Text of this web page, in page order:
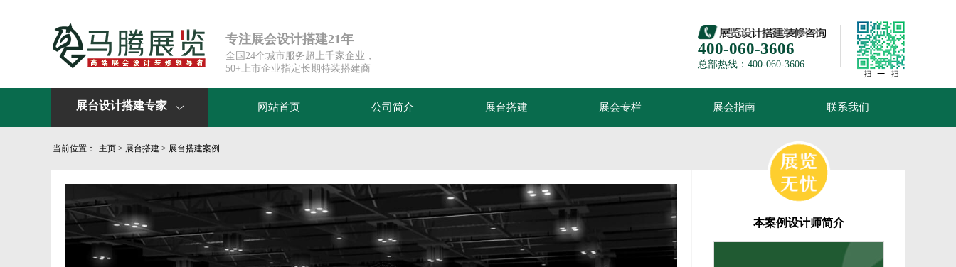
专注展会设计搭建21年
全国24个城市服务超上千家企业，
50+上市企业指定长期特装搭建商
400-060-3606
总部热线：400-060-3606
展台设计搭建专家  网站首页 公司简介 展台搭建 展会专栏 展会指南 联系我们
当前位置： 主页 > 展台搭建 > 展台搭建案例
本案例设计师简介